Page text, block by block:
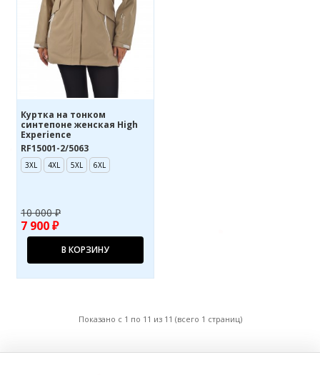
Куртка на тонком
синтепоне женская High
Experience
RF15001-2/5063
3XL 4XL 5XL 6XL
10 000 ₽
7 900 ₽
В КОРЗИНУ
Показано с 1 по 11 из 11 (всего 1 страниц)